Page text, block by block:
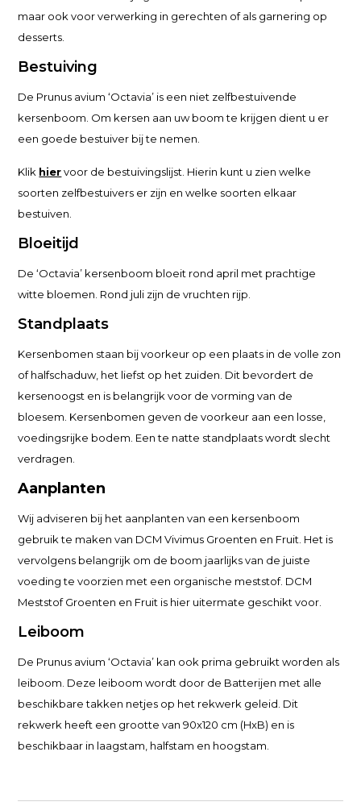
maar ook voor verwerking in gerechten of als garnering op
desserts.
Bestuiving
De Prunus avium ‘Octavia’ is een niet zelfbestuivende
kersenboom. Om kersen aan uw boom te krijgen dient u er
een goede bestuiver bij te nemen.
Klik hiervoor de bestuivingslijst. Hierin kunt u zien welke
soorten zelfbestuivers er zijn en welke soorten elkaar
bestuiven.
Bloeitijd
De ‘Octavia’ kersenboom bloeit rond april met prachtige
witte bloemen. Rond juli zijn de vruchten rijp.
Standplaats
Kersenbomen staan bij voorkeur op een plaats in de volle zon
of halfschaduw, het liefst op het zuiden. Dit bevordert de
kersenoogst en is belangrijk voor de vorming van de
bloesem. Kersenbomen geven de voorkeur aan een losse,
voedingsrijke bodem. Een te natte standplaats wordt slecht
verdragen.
Aanplanten
Wij adviseren bij het aanplanten van een kersenboom
gebruik te maken van DCM Vivimus Groenten en Fruit. Het is
vervolgens belangrijk om de boom jaarlijks van de juiste
voeding te voorzien met een organische meststof. DCM
Meststof Groenten en Fruit is hier uitermate geschikt voor.
Leiboom
De Prunus avium ‘Octavia’ kan ook prima gebruikt worden als
leiboom. Deze leiboom wordt door de Batterijen met alle
beschikbare takken netjes op het rekwerk geleid. Dit
rekwerk heeft een grootte van 90x120 cm (HxB) en is
beschikbaar in laagstam, halfstam en hoogstam.